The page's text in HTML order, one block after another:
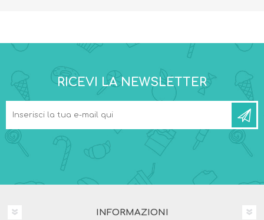
RICEVI LA NEWSLETTER
INFORMAZIONI